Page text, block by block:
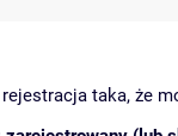
taka, że